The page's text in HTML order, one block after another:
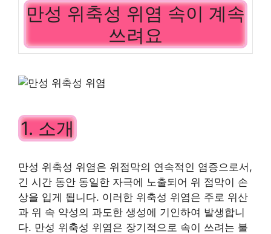
만성 위축성 위염 속이 계속
쓰려요
1. 소개
만성 위축성 위염은 위점막의 연속적인 염증으로서,
긴 시간 동안 동일한 자극에 노출되어 위 점막이 손
상을 입게 됩니다. 이러한 위축성 위염은 주로 위산
과 위 속 약성의 과도한 생성에 기인하여 발생합니
다. 만성 위축성 위염은 장기적으로 속이 쓰려는 불